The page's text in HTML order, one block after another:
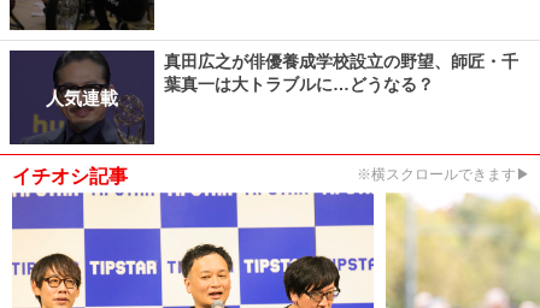
人気連載
真田広之が俳優養成学校設立の野望、師匠・千
葉真一は大トラブルに…どうなる？
イチオシ記事 ※横スクロールできます▶